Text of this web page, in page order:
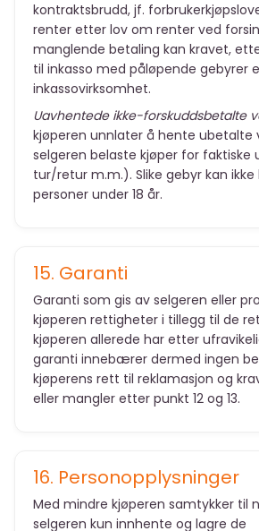
kontraktsbrudd, jf.
renter etter lov om renter ved
manglende betaling kan kravet,
til inkasso med påløpende gebyrer
inkassovirksomhet.
Uavhentede ikke-forskuddsbetalte
kjøperen unnlater å hente ubetalte
selgeren belaste kjøper for faktiske
tur/retur m.m.). Slike gebyr kan ikke
personer under 18 år.
15. Garanti
Garanti som gis av selgeren eller
kjøperen rettigheter i tillegg til de
kjøperen allerede har etter
garanti innebærer dermed ingen
kjøperens rett til reklamasjon og
eller mangler etter punkt 12 og 13.
16. Personopplysninger
Med mindre kjøperen samtykker til
selgeren kun innhente og lagre de